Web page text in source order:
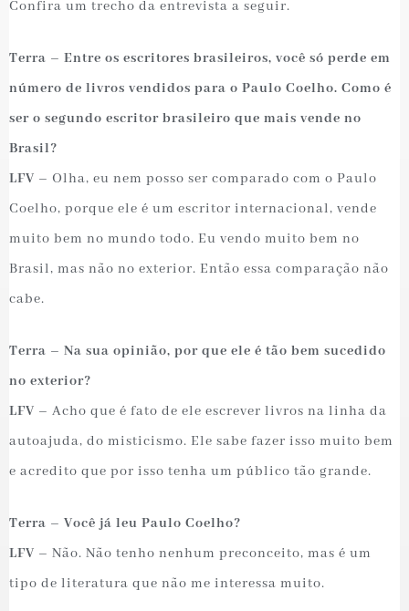
Confira um trecho da entrevista a seguir.
Terra – Entre os escritores brasileiros, você só perde em
número de livros vendidos para o Paulo Coelho. Como é
ser o segundo escritor brasileiro que mais vende no
Brasil?
LFV – Olha, eu nem posso ser comparado com o Paulo
Coelho, porque ele é um escritor internacional, vende
muito bem no mundo todo. Eu vendo muito bem no
Brasil, mas não no exterior. Então essa comparação não
cabe.
Terra – Na sua opinião, por que ele é tão bem sucedido
no exterior?
LFV – Acho que é fato de ele escrever livros na linha da
autoajuda, do misticismo. Ele sabe fazer isso muito bem
e acredito que por isso tenha um público tão grande.
Terra – Você já leu Paulo Coelho?
LFV – Não. Não tenho nenhum preconceito, mas é um
tipo de literatura que não me interessa muito.